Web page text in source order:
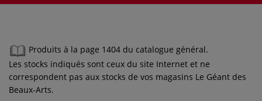
Produits à la page 1404 du catalogue général.
Les stocks indiqués sont ceux du site Internet et ne
correspondent pas aux stocks de vos magasins Le Géant des
Beaux-Arts.